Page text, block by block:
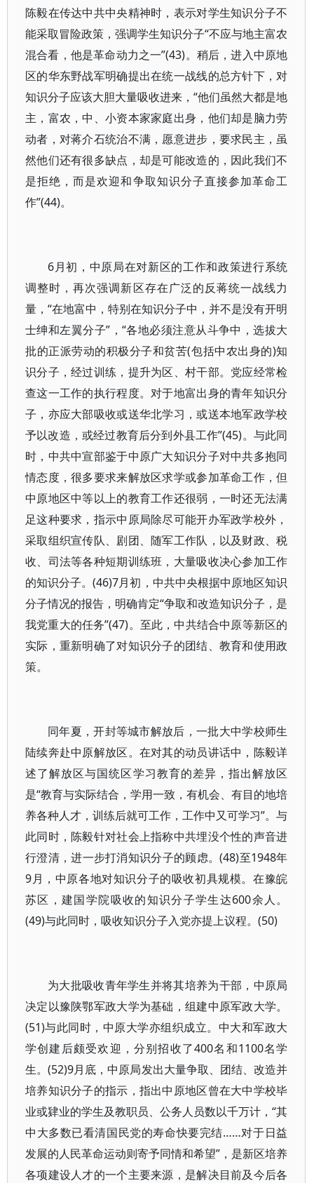
陈毅在传达中共中央精神时，表示对学生知识分子不
能采取冒险政策，强调学生知识分子“不应与地主富农
混合看，他是革命动力之一”(43)。稍后，进入中原地
区的华东野战军明确提出在统一战线的总方针下，对
知识分子应该大胆大量吸收进来，“他们虽然大都是地
主，富农，中、小资本家家庭出身，他们却是脑力劳
动者，对蒋介石统治不满，愿意进步，要求民主，虽
然他们还有很多缺点，却是可能改造的，因此我们不
是拒绝，而是欢迎和争取知识分子直接参加革命工
作”(44)。
6月初，中原局在对新区的工作和政策进行系统
调整时，再次强调新区存在广泛的反蒋统一战线力
量，“在地富中，特别在知识分子中，并不是没有开明
士绅和左翼分子”，“各地必须注意从斗争中，选拔大
批的正派劳动的积极分子和贫苦(包括中农出身的)知
识分子，经过训练，提升为区、村干部。党应经常检
查这一工作的执行程度。对于地富出身的青年知识分
子，亦应大部吸收或送华北学习，或送本地军政学校
予以改造，或经过教育后分到外县工作”(45)。与此同
时，中共中宣部鉴于中原广大知识分子对中共多抱同
情态度，很多要求来解放区求学或参加革命工作，但
中原地区中等以上的教育工作还很弱，一时还无法满
足这种要求，指示中原局除尽可能开办军政学校外，
采取组织宣传队、剧团、随军工作队，以及财政、税
收、司法等各种短期训练班，大量吸收决心参加工作
的知识分子。(46)7月初，中共中央根据中原地区知识
分子情况的报告，明确肯定“争取和改造知识分子，是
我党重大的任务”(47)。至此，中共结合中原等新区的
实际，重新明确了对知识分子的团结、教育和使用政
策。
同年夏，开封等城市解放后，一批大中学校师生
陆续奔赴中原解放区。在对其的动员讲话中，陈毅详
述了解放区与国统区学习教育的差异，指出解放区
是“教育与实际结合，学用一致，有机会、有目的地培
养各种人才，训练后就可工作，工作中又可学习”。与
此同时，陈毅针对社会上指称中共埋没个性的声音进
行澄清，进一步打消知识分子的顾虑。(48)至1948年
9月，中原各地对知识分子的吸收初具规模。在豫皖
苏区，建国学院吸收的知识分子学生达600余人。
(49)与此同时，吸收知识分子入党亦提上议程。(50)
为大批吸收青年学生并将其培养为干部，中原局
决定以豫陕鄂军政大学为基础，组建中原军政大学。
(51)与此同时，中原大学亦组织成立。中大和军政大
学创建后颇受欢迎，分别招收了400名和1100名学
生。(52)9月底，中原局发出大量争取、团结、改造并
培养知识分子的指示，指出中原地区曾在大中学校毕
业或肄业的学生及教职员、公务人员数以千万计，“其
中大多数已看清国民党的寿命快要完结……对于日益
发展的人民革命运动则寄予同情和希望”，是新区培养
各项建设人才的一个主要来源，是解决目前及今后各